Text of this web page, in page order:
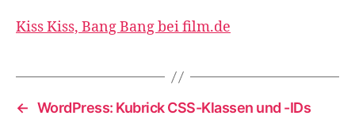
Kiss Kiss, Bang Bang bei film.de
← WordPress: Kubrick CSS-Klassen und -IDs